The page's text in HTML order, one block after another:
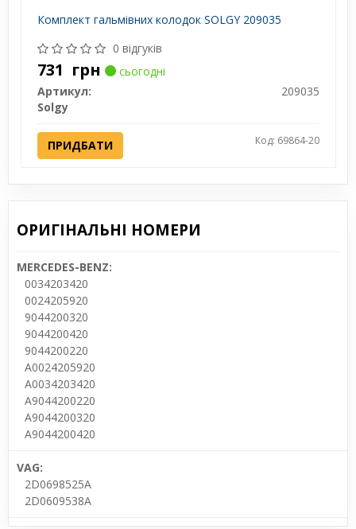
Комплект гальмівних колодок SOLGY 209035
0 відгуків
731 грн
сьогодні
Артикул:
209035
Solgy
ПРИДБАТИ Код: 69864-20
ОРИГІНАЛЬНІ НОМЕРИ
MERCEDES-BENZ:
0034203420
0024205920
9044200320
9044200420
9044200220
A0024205920
A0034203420
A9044200220
A9044200320
A9044200420
VAG:
2D0698525A
2D0609538A